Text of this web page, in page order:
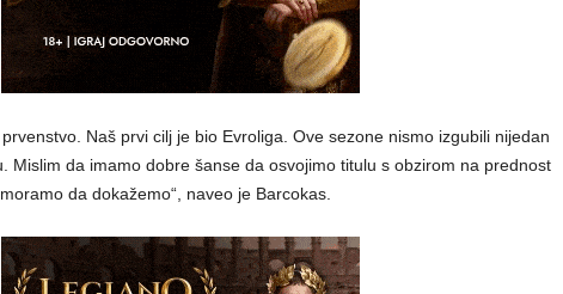
Naš prvi cilj je bio Evroliga. Ove sezone nismo izgubili nijedan
Mislim da imamo dobre šanse da osvojimo titulu s obzirom na prednost
da dokažemo“, naveo je Barcokas.